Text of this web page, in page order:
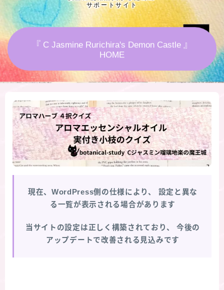
★アロマ検定＋αクイズ
★アロマハーブ傾向チェック
秘密部屋
お知らせ
Cジャスミン瑠璃地楽の主な活動先リンク集
プロフィール
サポートサイト
『 C Jasmine Rurichira's Demon Castle 』
HOME
現在、WordPress側の仕様により、
設定と異な
る一覧が表示される場合があります
当サイトの設定は正しく構築されており、
今後の
アップデートで改善される見込みです